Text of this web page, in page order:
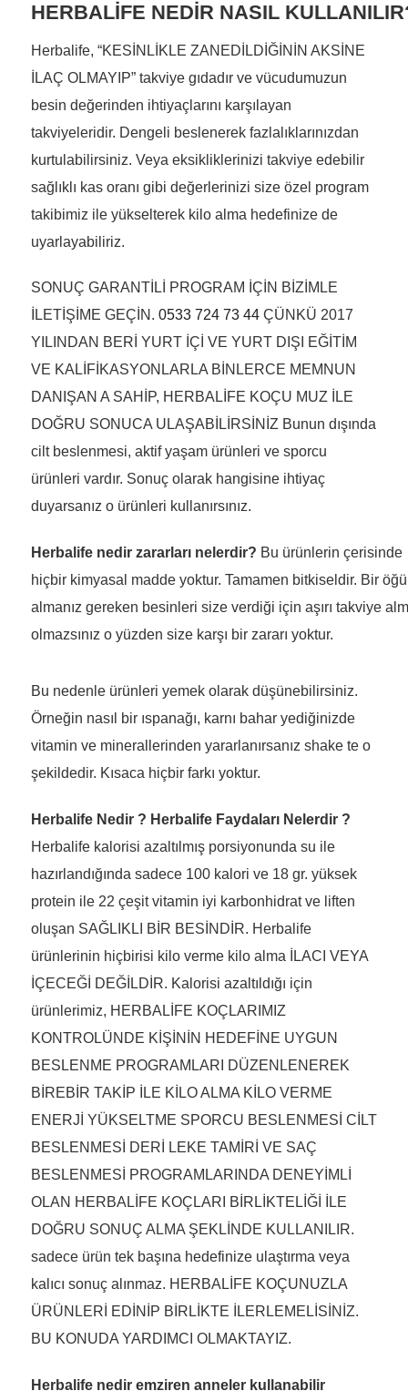
HERBALİFE NEDİR NASIL
Herbalife, “KESİNLİKLE ZANEDİLDİĞİNİN AKSİNE
İLAÇ OLMAYIP” takviye gıdadır ve vücudumuzun
besin değerinden ihtiyaçlarını karşılayan
takviyeleridir. Dengeli beslenerek fazlalıklarınızdan
kurtulabilirsiniz. Veya eksikliklerinizi takviye edebilir
sağlıklı kas oranı gibi değerlerinizi size özel program
takibimiz ile yükselterek kilo alma hedefinize de
uyarlayabiliriz.
SONUÇ GARANTİLİ PROGRAM İÇİN BİZİMLE
İLETİŞİME GEÇİN. 0533 724 73 44 ÇÜNKÜ 2017
YILINDAN BERİ YURT İÇİ VE YURT DIŞI EĞİTİM
VE KALİFİKASYONLARLA BİNLERCE MEMNUN
DANIŞAN A SAHİP, HERBALİFE KOÇU MUZ İLE
DOĞRU SONUCA ULAŞABİLİRSİNİZ Bunun dışında
cilt beslenmesi, aktif yaşam ürünleri ve sporcu
ürünleri vardır. Sonuç olarak hangisine ihtiyaç
duyarsanız o ürünleri kullanırsınız.
Herbalife nedir zararları nelerdir? Bu ürünlerin çerisinde
hiçbir kimyasal madde yoktur. Tamamen bitkiseldir. Bir
almanız gereken besinleri size verdiği için aşırı takviye
olmazsınız o yüzden size karşı bir zararı yoktur.
Bu nedenle ürünleri yemek olarak düşünebilirsiniz.
Örneğin nasıl bir ıspanağı, karnı bahar yediğinizde
vitamin ve minerallerinden yararlanırsanız shake te o
şekildedir. Kısaca hiçbir farkı yoktur.
Herbalife Nedir ? Herbalife Faydaları Nelerdir ?
Herbalife kalorisi azaltılmış porsiyonunda su ile
hazırlandığında sadece 100 kalori ve 18 gr. yüksek
protein ile 22 çeşit vitamin iyi karbonhidrat ve liften
oluşan SAĞLIKLI BİR BESİNDİR. Herbalife
ürünlerinin hiçbirisi kilo verme kilo alma İLACI VEYA
İÇECEĞİ DEĞİLDİR. Kalorisi azaltıldığı için
ürünlerimiz, HERBALİFE KOÇLARIMIZ
KONTROLÜNDE KİŞİNİN HEDEFİNE UYGUN
BESLENME PROGRAMLARI DÜZENLENEREK
BİREBİR TAKİP İLE KİLO ALMA KİLO VERME
ENERJİ YÜKSELTME SPORCU BESLENMESİ CİLT
BESLENMESİ DERİ LEKE TAMİRİ VE SAÇ
BESLENMESİ PROGRAMLARINDA DENEYİMLİ
OLAN HERBALİFE KOÇLARI BİRLİKTELİĞİ İLE
DOĞRU SONUÇ ALMA ŞEKLİNDE KULLANILIR.
sadece ürün tek başına hedefinize ulaştırma veya
kalıcı sonuç alınmaz. HERBALİFE KOÇUNUZLA
ÜRÜNLERİ EDİNİP BİRLİKTE İLERLEMELİSİNİZ.
BU KONUDA YARDIMCI OLMAKTAYIZ.
Herbalife nedir emziren anneler kullanabilir